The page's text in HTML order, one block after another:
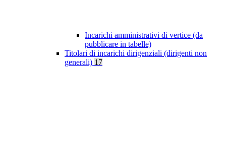
Incarichi amministrativi di vertice (da
pubblicare in tabelle)
Titolari di incarichi dirigenziali (dirigenti non
generali) 17